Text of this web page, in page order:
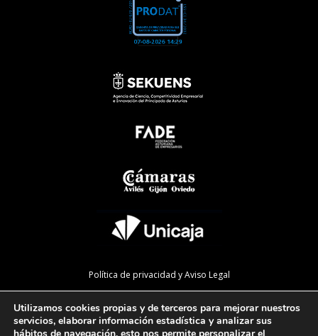
Política de privacidad y Aviso Legal
Política de calidad
Utilizamos cookies propias y de terceros para mejorar nuestros
servicios, elaborar información estadística y analizar sus